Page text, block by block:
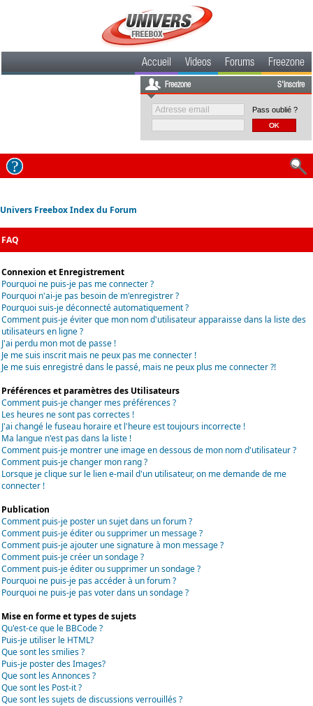
Accueil Videos Forums Freezone
Freezone S'inscrire
Pass oublié ?
Univers Freebox Index du Forum
FAQ
Connexion et Enregistrement
Pourquoi ne puis-je pas me connecter ?
Pourquoi n'ai-je pas besoin de m'enregistrer ?
Pourquoi suis-je déconnecté automatiquement ?
Comment puis-je éviter que mon nom d'utilisateur apparaisse dans la liste des
utilisateurs en ligne ?
J'ai perdu mon mot de passe !
Je me suis inscrit mais ne peux pas me connecter !
Je me suis enregistré dans le passé, mais ne peux plus me connecter ?!
Préférences et paramètres des Utilisateurs
Comment puis-je changer mes préférences ?
Les heures ne sont pas correctes !
J'ai changé le fuseau horaire et l'heure est toujours incorrecte !
Ma langue n'est pas dans la liste !
Comment puis-je montrer une image en dessous de mon nom d'utilisateur ?
Comment puis-je changer mon rang ?
Lorsque je clique sur le lien e-mail d'un utilisateur, on me demande de me
connecter !
Publication
Comment puis-je poster un sujet dans un forum ?
Comment puis-je éditer ou supprimer un message ?
Comment puis-je ajouter une signature à mon message ?
Comment puis-je créer un sondage ?
Comment puis-je éditer ou supprimer un sondage ?
Pourquoi ne puis-je pas accéder à un forum ?
Pourquoi ne puis-je pas voter dans un sondage ?
Mise en forme et types de sujets
Qu'est-ce que le BBCode ?
Puis-je utiliser le HTML?
Que sont les smilies ?
Puis-je poster des Images?
Que sont les Annonces ?
Que sont les Post-it ?
Que sont les sujets de discussions verrouillés ?